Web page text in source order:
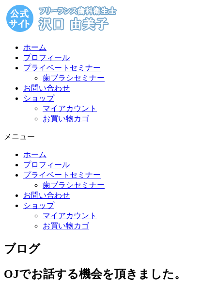
コ
ン
テ
ホーム
プロフィール
プライベートセミナー
歯ブラシセミナー
お問い合わせ
ショップ
マイアカウント
お買い物カゴ
メニュー
ホーム
プロフィール
プライベートセミナー
歯ブラシセミナー
お問い合わせ
ショップ
マイアカウント
お買い物カゴ
ブログ
OJでお話する機会を頂きました。